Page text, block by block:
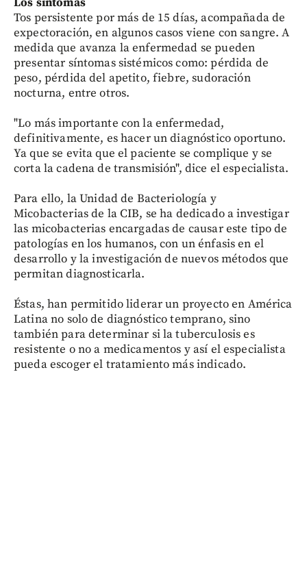
Tos persistente por más de 15 días, acompañada de
expectoración, en algunos casos viene con sangre. A
medida que avanza la enfermedad se pueden
presentar síntomas sistémicos como: pérdida de
peso, pérdida del apetito, fiebre, sudoración
nocturna, entre otros.
"Lo más importante con la enfermedad,
definitivamente, es hacer un diagnóstico oportuno.
Ya que se evita que el paciente se complique y se
corta la cadena de transmisión", dice el especialista.
Para ello, la Unidad de Bacteriología y
Micobacterias de la CIB, se ha dedicado a investigar
las micobacterias encargadas de causar este tipo de
patologías en los humanos, con un énfasis en el
desarrollo y la investigación de nuevos métodos que
permitan diagnosticarla.
Éstas, han permitido liderar un proyecto en América
Latina no solo de diagnóstico temprano, sino
también para determinar si la tuberculosis es
resistente o no a medicamentos y así el especialista
pueda escoger el tratamiento más indicado.